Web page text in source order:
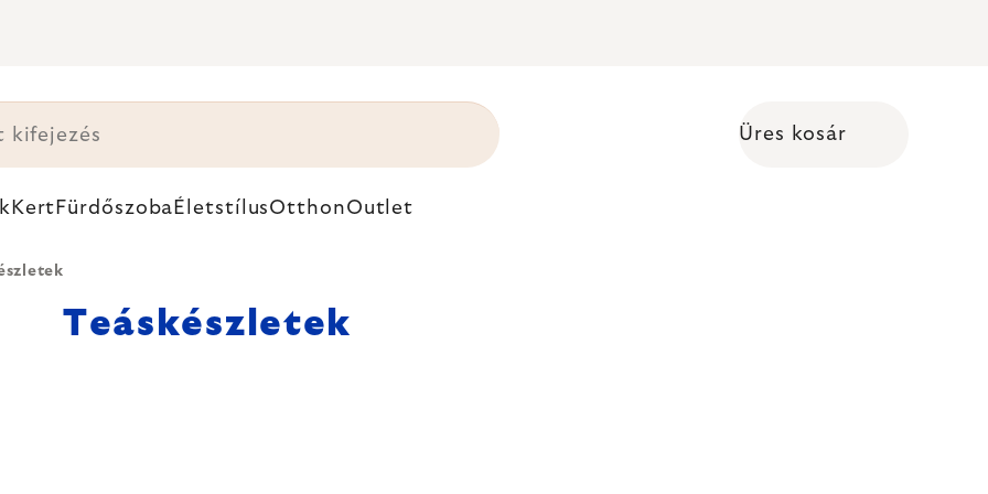
Üres kosár
Kert Fürdőszoba ÉletstílusOtthonOutlet
Teáskészletek